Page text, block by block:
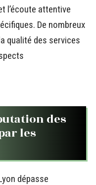
l’écoute attentive
De nombreux
qualité des services
des
les
dépasse